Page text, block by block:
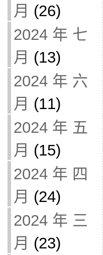
月 (26)
2024 年 七
月 (13)
2024 年 六
月 (11)
2024 年 五
月 (15)
2024 年 四
月 (24)
2024 年 三
月 (23)